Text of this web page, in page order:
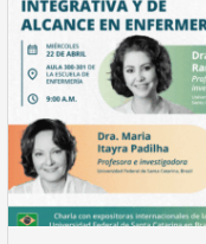
Eventos CICES